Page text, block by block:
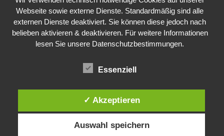
Webseite sowie externe Dienste. Standardmäßig sind alle
externen Dienste deaktiviert. Sie können diese jedoch nach
belieben aktivieren & deaktivieren. Für weitere Informationen
lesen Sie unsere Datenschutzbestimmungen.
Essenziell
✓ Akzeptieren
Auswahl speichern